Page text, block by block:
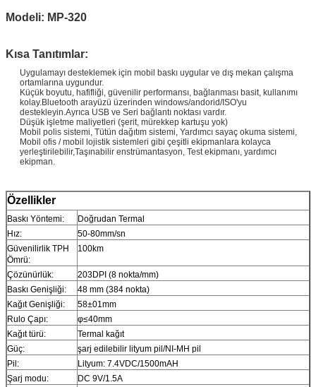
Modeli: MP-320
Kısa Tanıtımlar:
Uygulamayı desteklemek için mobil baskı uygular ve dış mekan çalışma
ortamlarına uygundur.
Küçük boyutu, hafifliği, güvenilir performansı, bağlanması basit, kullanımı
kolay.Bluetooth arayüzü üzerinden windows/andorid/ISO'yu
destekleyin.Ayrıca USB ve Seri bağlantı noktası vardır.
Düşük işletme maliyetleri (şerit, mürekkep kartuşu yok)
Mobil polis sistemi, Tütün dağıtım sistemi, Yardımcı sayaç okuma sistemi,
Mobil ofis / mobil lojistik sistemleri gibi çeşitli ekipmanlara kolayca
yerleştirilebilir,Taşınabilir enstrümantasyon, Test ekipmanı, yardımcı
ekipman.
Özellikler
Baskı Yöntemi:
Doğrudan Termal
Hız:
50-80mm/sn
Güvenilirlik TPH
Ömrü:
100km
Çözünürlük:
203DPI (8 nokta/mm)
Baskı Genişliği:
48 mm (384 nokta)
Kağıt Genişliği:
58±01mm
Rulo Çapı:
φ≤40mm
Kağıt türü:
Termal kağıt
Güç:
şarj edilebilir lityum pil/NI-MH pil
Pil:
Lityum: 7.4VDC/1500mAH
Şarj modu:
DC 9V/1.5A